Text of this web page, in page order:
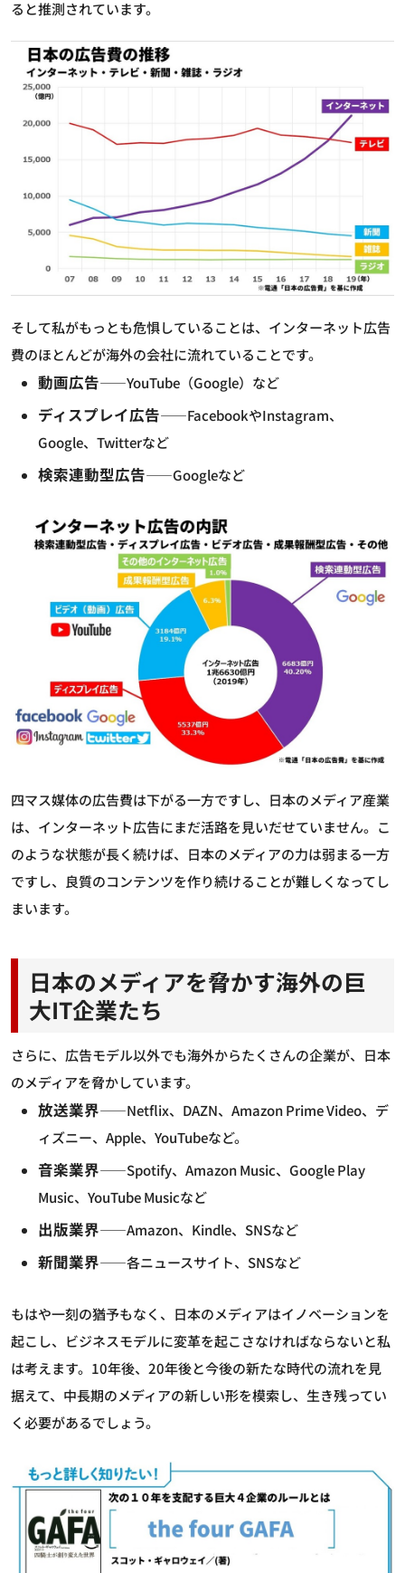
ると推測されています。
そして私がもっとも危惧していることは、インターネット広告
費のほとんどが海外の会社に流れていることです。
動画広告――YouTube（Google）など
ディスプレイ広告――FacebookやInstagram、
Google、Twitterなど
検索連動型広告――Googleなど
四マス媒体の広告費は下がる一方ですし、日本のメディア産業
は、インターネット広告にまだ活路を見いだせていません。こ
のような状態が長く続けば、日本のメディアの力は弱まる一方
ですし、良質のコンテンツを作り続けることが難しくなってし
まいます。
日本のメディアを脅かす海外の巨
大IT企業たち
さらに、広告モデル以外でも海外からたくさんの企業が、日本
のメディアを脅かしています。
放送業界――Netflix、DAZN、Amazon Prime Video、デ
ィズニー、Apple、YouTubeなど。
音楽業界――Spotify、Amazon Music、Google Play
Music、YouTube Musicなど
出版業界――Amazon、Kindle、SNSなど
新聞業界――各ニュースサイト、SNSなど
もはや一刻の猶予もなく、日本のメディアはイノベーションを
起こし、ビジネスモデルに変革を起こさなければならないと私
は考えます。10年後、20年後と今後の新たな時代の流れを見
据えて、中長期のメディアの新しい形を模索し、生き残ってい
く必要があるでしょう。